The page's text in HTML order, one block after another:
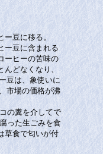
豆に移る。
ー豆に含まれる
ーヒーの苦味の
どなくなり、
豆は、象使いに
市場の価格が沸
の糞を介してで
った生ごみを食
草食で匂いが付